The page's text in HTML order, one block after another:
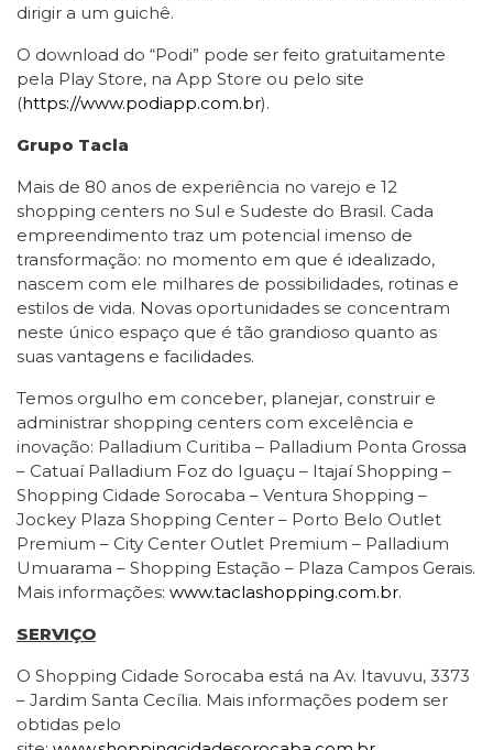
dirigir a um guichê.
O download do “Podi” pode ser feito gratuitamente
pela Play Store, na App Store ou pelo site
(https://www.podiapp.com.br).
Grupo Tacla
Mais de 80 anos de experiência no varejo e 12
shopping centers no Sul e Sudeste do Brasil. Cada
empreendimento traz um potencial imenso de
transformação: no momento em que é idealizado,
nascem com ele milhares de possibilidades, rotinas e
estilos de vida. Novas oportunidades se concentram
neste único espaço que é tão grandioso quanto as
suas vantagens e facilidades.
Temos orgulho em conceber, planejar, construir e
administrar shopping centers com excelência e
inovação: Palladium Curitiba – Palladium Ponta Grossa
– Catuaí Palladium Foz do Iguaçu – Itajaí Shopping –
Shopping Cidade Sorocaba – Ventura Shopping –
Jockey Plaza Shopping Center – Porto Belo Outlet
Premium – City Center Outlet Premium – Palladium
Umuarama – Shopping Estação – Plaza Campos Gerais.
Mais informações: www.taclashopping.com.br.
SERVIÇO
O Shopping Cidade Sorocaba está na Av. Itavuvu, 3373
– Jardim Santa Cecília. Mais informações podem ser
obtidas pelo